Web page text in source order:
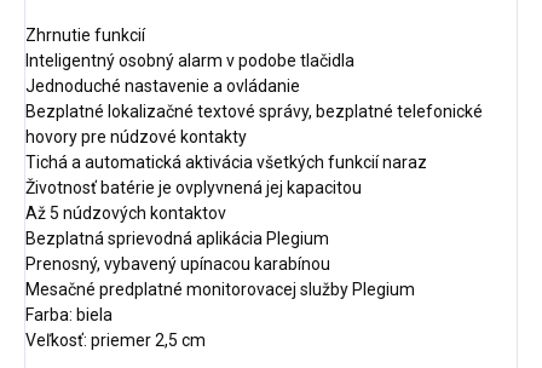
Zhrnutie funkcií
Inteligentný osobný alarm v podobe tlačidla
Jednoduché nastavenie a ovládanie
Bezplatné lokalizačné textové správy, bezplatné telefonické
hovory pre núdzové kontakty
Tichá a automatická aktivácia všetkých funkcií naraz
Životnosť batérie je ovplyvnená jej kapacitou
Až 5 núdzových kontaktov
Bezplatná sprievodná aplikácia Plegium
Prenosný, vybavený upínacou karabínou
Mesačné predplatné monitorovacej služby Plegium
Farba: biela
Veľkosť: priemer 2,5 cm